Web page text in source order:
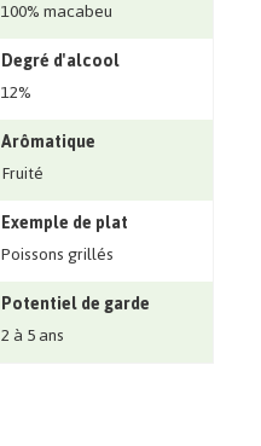
100% macabeu
Degré d'alcool
12%
Arômatique
Fruité
Exemple de plat
Poissons grillés
Potentiel de garde
2 à 5 ans